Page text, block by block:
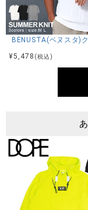
BENUSTA(ベヌスタ)
¥5,478 (税込)